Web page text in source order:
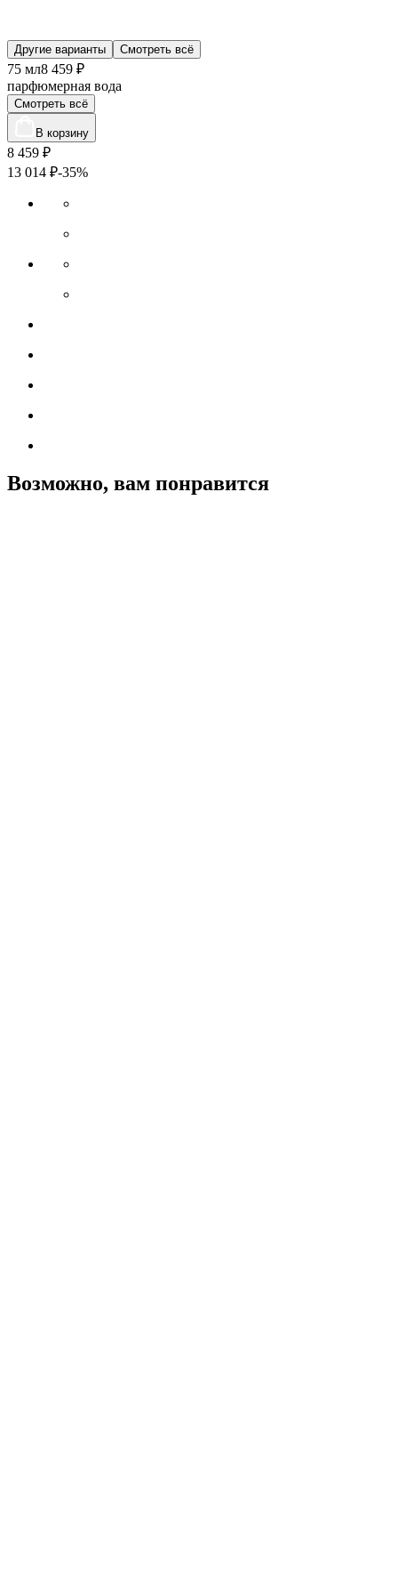
Другие варианты Смотреть всё
75 мл8 459 ₽
парфюмерная вода
Смотреть всё
В корзину
8 459 ₽
13 014 ₽-35%
Возможно, вам понравится